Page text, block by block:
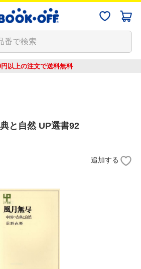
以上の注文で送料無料
と自然 UP選書92
追加する